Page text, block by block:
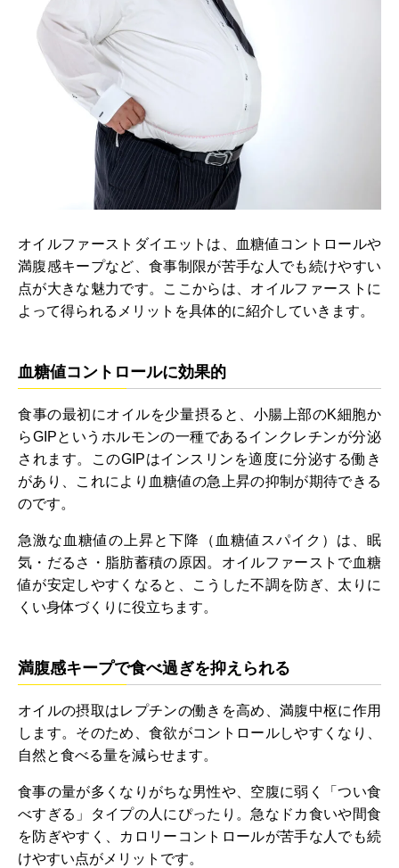
オイルファーストダイエットは、血糖値コントロールや
満腹感キープなど、食事制限が苦手な人でも続けやすい
点が大きな魅力です。ここからは、オイルファーストに
よって得られるメリットを具体的に紹介していきます。
血糖値コントロールに効果的
食事の最初にオイルを少量摂ると、小腸上部のK細胞か
らGIPというホルモンの一種であるインクレチンが分泌
されます。このGIPはインスリンを適度に分泌する働き
があり、これにより血糖値の急上昇の抑制が期待できる
のです。
急激な血糖値の上昇と下降（血糖値スパイク）は、眠
気・だるさ・脂肪蓄積の原因。オイルファーストで血糖
値が安定しやすくなると、こうした不調を防ぎ、太りに
くい身体づくりに役立ちます。
満腹感キープで食べ過ぎを抑えられる
オイルの摂取はレプチンの働きを高め、満腹中枢に作用
します。そのため、食欲がコントロールしやすくなり、
自然と食べる量を減らせます。
食事の量が多くなりがちな男性や、空腹に弱く「つい食
べすぎる」タイプの人にぴったり。急なドカ食いや間食
を防ぎやすく、カロリーコントロールが苦手な人でも続
けやすい点がメリットです。